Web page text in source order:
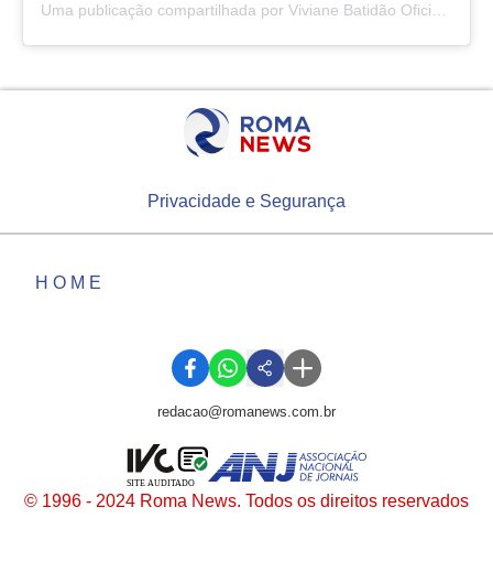
Uma publicação compartilhada por Viviane Batidão Oficial (@vivianebatidaoficial)
Privacidade e Segurança
HOME
redacao@romanews.com.br
© 1996 - 2024 Roma News. Todos os direitos reservados
SITE AUDITADO